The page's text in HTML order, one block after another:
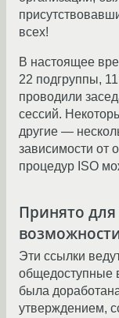
всех!
В настоящее
22 подгруппы,
проводили
сессий.
другие —
зависимости от
процедур ISO
Принято
Эти ссылки
общедоступные
была
утверждением,